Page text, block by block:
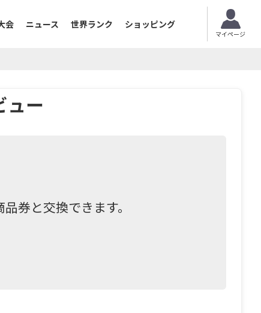
会 ニュース 世界ランク ショッピング
マイページ
ュー
券と交換できます。